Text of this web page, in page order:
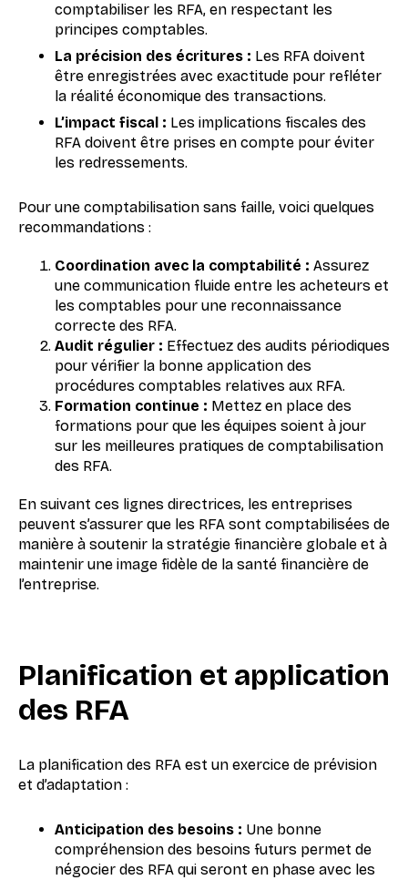
comptabiliser les RFA, en respectant les
principes comptables.
La précision des écritures : Les RFA doivent
être enregistrées avec exactitude pour refléter
la réalité économique des transactions.
L’impact fiscal : Les implications fiscales des
RFA doivent être prises en compte pour éviter
les redressements.
Pour une comptabilisation sans faille, voici quelques
recommandations :
Coordination avec la comptabilité : Assurez
une communication fluide entre les acheteurs et
les comptables pour une reconnaissance
correcte des RFA.
Audit régulier : Effectuez des audits périodiques
pour vérifier la bonne application des
procédures comptables relatives aux RFA.
Formation continue : Mettez en place des
formations pour que les équipes soient à jour
sur les meilleures pratiques de comptabilisation
des RFA.
En suivant ces lignes directrices, les entreprises
peuvent s’assurer que les RFA sont comptabilisées de
manière à soutenir la stratégie financière globale et à
maintenir une image fidèle de la santé financière de
l’entreprise.
Planification et application
des RFA
La planification des RFA est un exercice de prévision
et d’adaptation :
Anticipation des besoins : Une bonne
compréhension des besoins futurs permet de
négocier des RFA qui seront en phase avec les